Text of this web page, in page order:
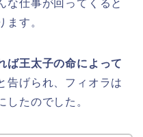
な仕事が回ってくると
ます。
ば王太子の命によって
告げられ、フィオラは
したのでした。